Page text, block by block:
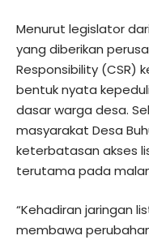
Menurut legislator
yang diberikan
Responsibility (CSR)
bentuk nyata
dasar warga desa.
masyarakat Desa
keterbatasan akses
terutama pada
“Kehadiran jaringan
membawa